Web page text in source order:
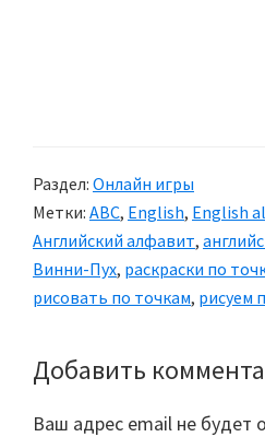
Раздел: Онлайн игры
Метки: ABC, English, English
Английский алфавит,
Винни-Пух, раскраски по
рисовать по точкам, рисуем
Reader
Interactions
Добавить
Ваш адрес email не будет